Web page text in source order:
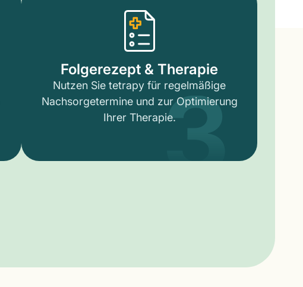
Folgerezept & Therapie
Nutzen Sie tetrapy für regelmäßige
Nachsorgetermine und zur Optimierung
Ihrer Therapie.3